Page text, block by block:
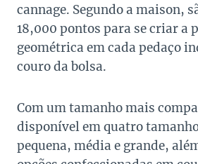
cannage. Segundo a maison,
18,000 pontos para se criar a
geométrica em cada pedaço
couro da bolsa.
Com um tamanho mais
disponível em quatro
pequena, média e grande,